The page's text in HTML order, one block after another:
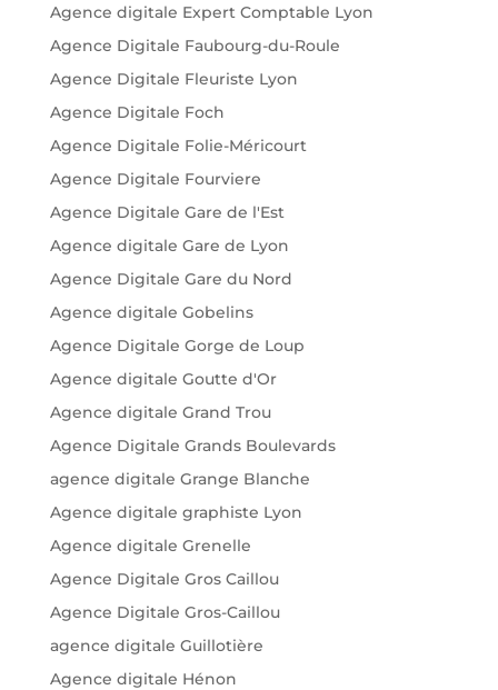
Agence digitale Expert Comptable Lyon
Agence Digitale Faubourg-du-Roule
Agence Digitale Fleuriste Lyon
Agence Digitale Foch
Agence Digitale Folie-Méricourt
Agence Digitale Fourviere
Agence Digitale Gare de l'Est
Agence digitale Gare de Lyon
Agence Digitale Gare du Nord
Agence digitale Gobelins
Agence Digitale Gorge de Loup
Agence digitale Goutte d'Or
Agence digitale Grand Trou
Agence Digitale Grands Boulevards
agence digitale Grange Blanche
Agence digitale graphiste Lyon
Agence digitale Grenelle
Agence Digitale Gros Caillou
Agence Digitale Gros-Caillou
agence digitale Guillotière
Agence digitale Hénon